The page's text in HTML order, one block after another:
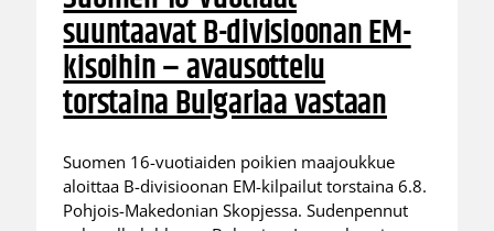
suuntaavat B-divisioonan EM-
kisoihin – avausottelu
torstaina Bulgariaa vastaan
Suomen 16-vuotiaiden poikien maajoukkue
aloittaa B-divisioonan EM-kilpailut torstaina 6.8.
Pohjois-Makedonian Skopjessa. Sudenpennut